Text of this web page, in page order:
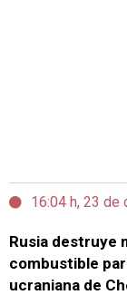
16:04 h, 23 de
Rusia destruye
combustible
ucraniana de